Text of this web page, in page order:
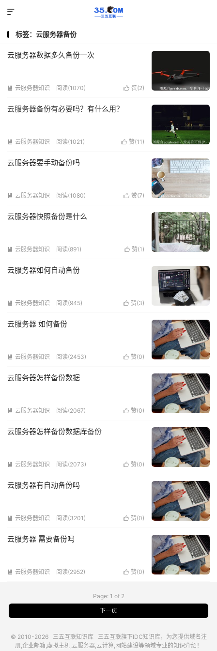

标签：云服务器备份
云服务器数据多久备份一次
 云服务器知识 阅读(1070)  赞(2)
云服务器备份有必要吗？有什么用？
 云服务器知识 阅读(1021)  赞(11 )
云服务器要手动备份吗
 云服务器知识 阅读(1080)  赞(7)
云服务器快照备份是什么
 云服务器知识 阅读(891)  赞(1 )
云服务器如何自动备份
 云服务器知识 阅读(945)  赞(3)
云服务器 如何备份
 云服务器知识 阅读(2453)  赞(0)
云服务器怎样备份数据
 云服务器知识 阅读(2067)  赞(0)
云服务器怎样备份数据库备份
 云服务器知识 阅读(2073)  赞(0)
云服务器有自动备份吗
 云服务器知识 阅读(3201)  赞(0)
云服务器 需要备份吗
 云服务器知识 阅读(2952)  赞(0)
Page: 1 of 2
下一页
© 2010-2026 三五互联知识库 三五互联旗下IDC知识库，为您提供域名注
册,企业邮箱,虚拟主机,云服务器,云计算,网站建设等领域专业的知识介绍！